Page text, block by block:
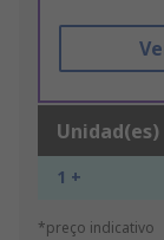
Unidad(es)
1 +
*preço indicativo